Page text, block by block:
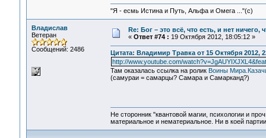
"Я - есмь Истина и Путь, Альфа и Омега ..."(с)
Владислав
Ветеран
Сообщений: 2486
Re: Бог – это всё, что есть, и нет
« Ответ #74 : 19 Октября 2012, 18:05:12 »
Цитата: Владимир Травка от 15 Октября 2012,
http://www.youtube.com/
Там оказалась ссылка на ролик Воины
(самураи = самарцы? Самара и Самарканд?)
Не сторонник "квантовой магии, психологии и
материальное и нематериальное. Ни в коей